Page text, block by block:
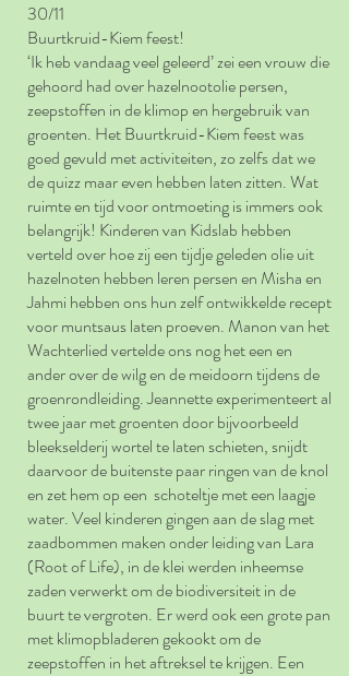
30/11
Buurtkruid-Kiem feest!
‘Ik heb vandaag veel geleerd’ zei een vrouw die
gehoord had over hazelnootolie persen,
zeepstoffen in de klimop en hergebruik van
groenten. Het Buurtkruid-Kiem feest was
goed gevuld met activiteiten, zo zelfs dat we
de quizz maar even hebben laten zitten. Wat
ruimte en tijd voor ontmoeting is immers ook
belangrijk! Kinderen van Kidslab hebben
verteld over hoe zij een tijdje geleden olie uit
hazelnoten hebben leren persen en Misha en
Jahmi hebben ons hun zelf ontwikkelde recept
voor muntsaus laten proeven. Manon van het
Wachterlied vertelde ons nog het een en
ander over de wilg en de meidoorn tijdens de
groenrondleiding. Jeannette experimenteert al
twee jaar met groenten door bijvoorbeeld
bleekselderij wortel te laten schieten, snijdt
daarvoor de buitenste paar ringen van de knol
en zet hem op een schoteltje met een laagje
water. Veel kinderen gingen aan de slag met
zaadbommen maken onder leiding van Lara
(Root of Life), in de klei werden inheemse
zaden verwerkt om de biodiversiteit in de
buurt te vergroten. Er werd ook een grote pan
met klimopbladeren gekookt om de
zeepstoffen in het aftreksel te krijgen. Een